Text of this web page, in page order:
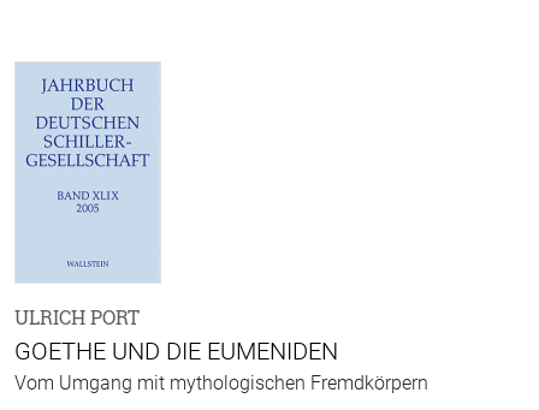
ULRICH PORT
GOETHE UND DIE EUMENIDEN
Vom Umgang mit mythologischen Fremdkörpern